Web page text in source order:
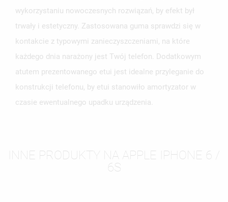
wykorzystaniu nowoczesnych rozwiązań, by efekt był
trwały i estetyczny. Zastosowana guma sprawdzi się w
kontakcie z typowymi zanieczyszczeniami, na które
każdego dnia narażony jest Twój telefon. Dodatkowym
atutem prezentowanego etui jest idealne przyleganie do
konstrukcji telefonu, by etui stanowiło amortyzator w
czasie ewentualnego upadku urządzenia.
INNE PRODUKTY NA APPLE IPHONE 6 /
6S